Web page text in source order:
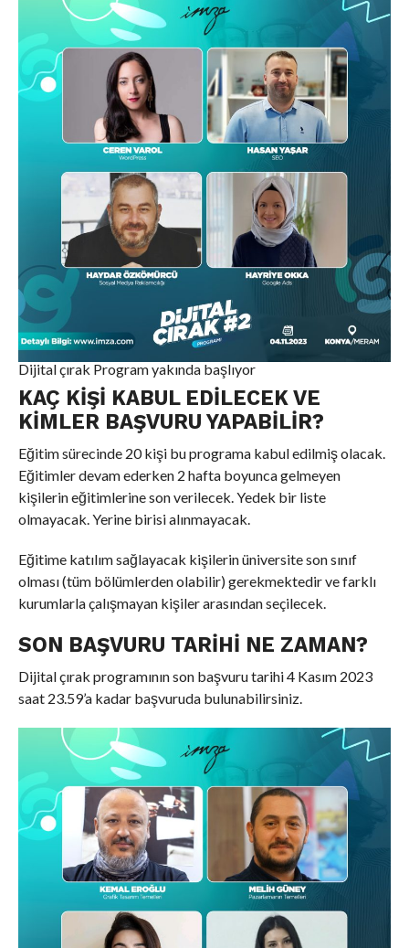
Dijital çırak Program yakında başlıyor
KAÇ KIŞI KABUL EDILECEK VE
KIMLER BAŞVURU YAPABILIR?
Eğitim sürecinde 20 kişi bu programa kabul edilmiş olacak.
Eğitimler devam ederken 2 hafta boyunca gelmeyen
kişilerin eğitimlerine son verilecek. Yedek bir liste
olmayacak. Yerine birisi alınmayacak.
Eğitime katılım sağlayacak kişilerin üniversite son sınıf
olması (tüm bölümlerden olabilir) gerekmektedir ve farklı
kurumlarla çalışmayan kişiler arasından seçilecek.
SON BAŞVURU TARIHI NE ZAMAN?
Dijital çırak programının son başvuru tarihi 4 Kasım 2023
saat 23.59’a kadar başvuruda bulunabilirsiniz.